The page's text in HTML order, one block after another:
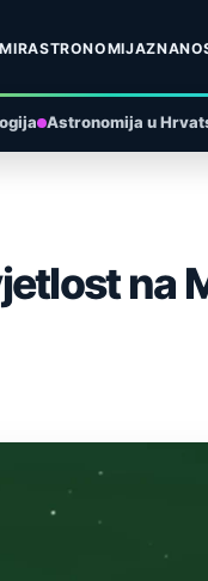
ASTRONOMIJA
Astronomija u
na